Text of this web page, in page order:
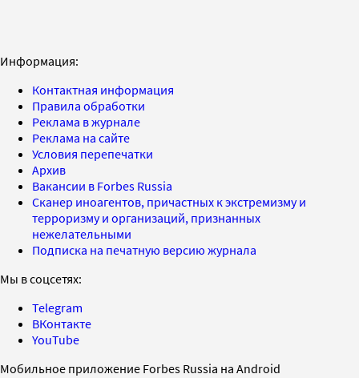
Информация:
Контактная информация
Правила обработки
Реклама в журнале
Реклама на сайте
Условия перепечатки
Архив
Вакансии в Forbes Russia
Сканер иноагентов, причастных к экстремизму и
терроризму и организаций, признанных
нежелательными
Подписка на печатную версию журнала
Мы в соцсетях:
Telegram
ВКонтакте
YouTube
Мобильное приложение Forbes Russia на Android